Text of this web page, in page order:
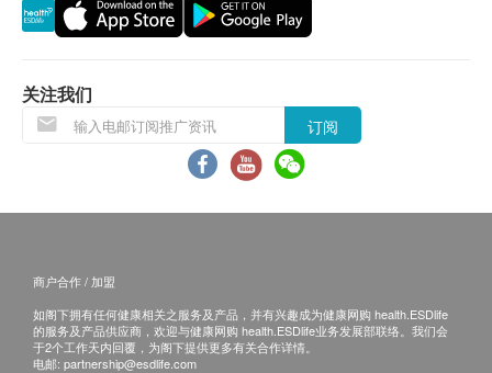
关注我们
订阅
商户合作 / 加盟
如阁下拥有任何健康相关之服务及产品，并有兴趣成为健康网购 health.ESDlife
的服务及产品供应商，欢迎与健康网购 health.ESDlife业务发展部联络。我们会
于2个工作天内回覆，为阁下提供更多有关合作详情。
电邮: partnership@esdlife.com